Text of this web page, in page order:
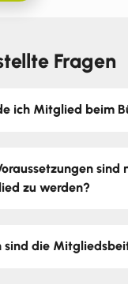
Fragen
ich Mitglied beim
sind
zu werden?
sind die